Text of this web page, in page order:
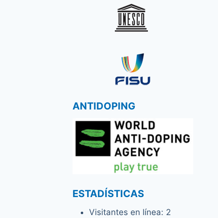
ANTIDOPING
ESTADÍSTICAS
Visitantes en línea: 2